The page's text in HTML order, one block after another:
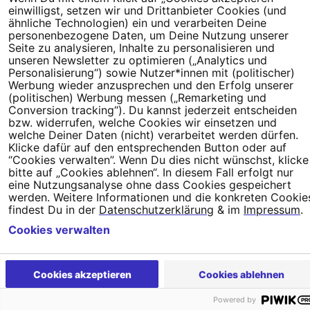
Tipps für Deine PetitionDarum WeActErfolgreiche
PetitionenFAQsNutzungsbedingungenDatenschutzImpressum
Einstellungen
einwilligst, setzen wir und Drittanbieter Cookies (und
ähnliche Technologien) ein und verarbeiten Deine
personenbezogene Daten, um Deine Nutzung unserer
Seite zu analysieren, Inhalte zu personalisieren und
unseren Newsletter zu optimieren („Analytics und
Personalisierung“) sowie Nutzer*innen mit (politischer)
Werbung wieder anzusprechen und den Erfolg unserer
(politischen) Werbung messen („Remarketing und
Conversion tracking“). Du kannst jederzeit entscheiden
bzw. widerrufen, welche Cookies wir einsetzen und
welche Deiner Daten (nicht) verarbeitet werden dürfen.
Klicke dafür auf den entsprechenden Button oder auf
“Cookies verwalten”. Wenn Du dies nicht wünschst, klicke
bitte auf „Cookies ablehnen“. In diesem Fall erfolgt nur
eine Nutzungsanalyse ohne dass Cookies gespeichert
werden. Weitere Informationen und die konkreten
findest Du in der Datenschutzerklärung & im Impressum.
Cookies akzeptieren Cookies ablehnen
Cookies verwalten
Powered by